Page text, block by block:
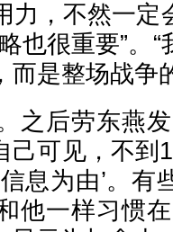
力，不然一定
也很重要”。
而是整场战争
之后劳东燕
己可见，不到
息为由’。
他一样习惯